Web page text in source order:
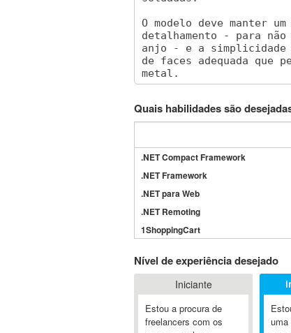
Quais habilidades são
.NET Compact Framework
.NET Framework
.NET para Web
.NET Remoting
1ShoppingCart
3GSM
4D Dimension
802.11
A&P
Nível de experiência desejado
Iniciante
Estou a procura de
freelancers com os
uma